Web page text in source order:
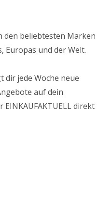
den beliebtesten Marken
Europas und der Welt.
dir jede Woche neue
auf dein
direkt